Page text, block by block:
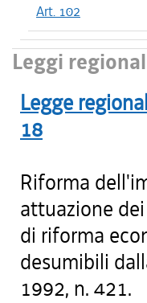
Art. 102
Leggi
Legge
18
Riforma
attuazione
di riforma
desumibili
1992, n. 421.